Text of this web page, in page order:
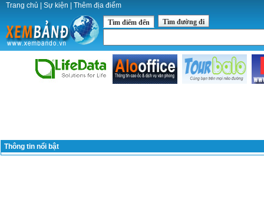
Trang chủ Sự kiện Thêm địa điểm
Tìm điểm đến Tìm đường đi
Thông tin nổi bật